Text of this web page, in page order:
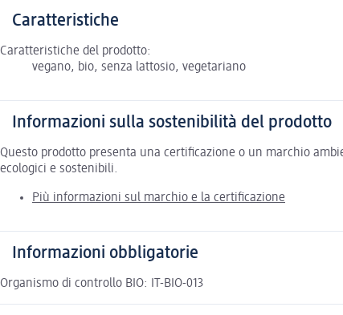
Caratteristiche
Caratteristiche del prodotto:
vegano, bio, senza lattosio, vegetariano
Informazioni sulla sostenibilità del prodotto
Questo prodotto presenta una certificazione o un marchio
ecologici e sostenibili.
Più informazioni sul marchio e la certificazione
Informazioni obbligatorie
Organismo di controllo BIO: IT-BIO-013